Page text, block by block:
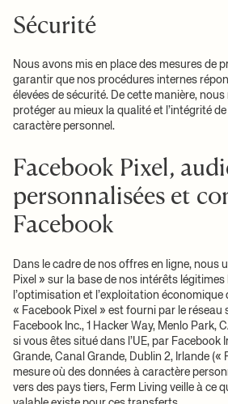
Sécurité
Nous avons mis en place des mesures de
garantir que nos procédures internes
élevées de sécurité. De cette manière,
protéger au mieux la qualité et l’intégrité
caractère personnel.
Facebook Pixel,
personnalisées et
Facebook
Dans le cadre de nos offres en ligne, nous
Pixel » sur la base de nos intérêts légitimes
l’optimisation et l’exploitation économique
« Facebook Pixel » est fourni par le réseau
Facebook Inc., 1 Hacker Way, Menlo Park,
si vous êtes situé dans l’UE, par Facebook
Grande, Canal Grande, Dublin 2, Irlande («
mesure où des données à caractère
vers des pays tiers, Ferm Living veille à ce